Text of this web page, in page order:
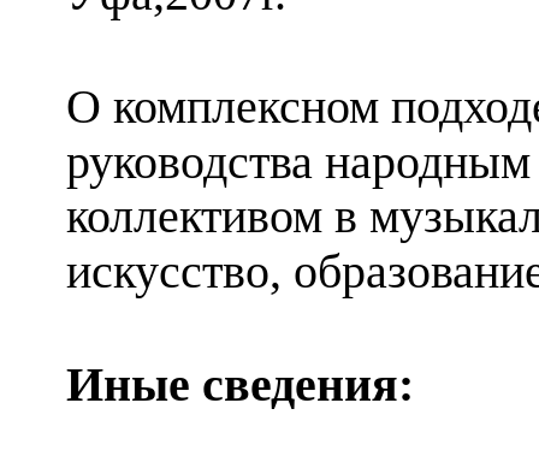
О комплексном
руководства
коллективом в
искусство,
Иные сведения: